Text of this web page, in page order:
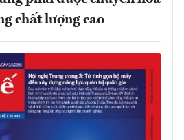
chất lượng cao